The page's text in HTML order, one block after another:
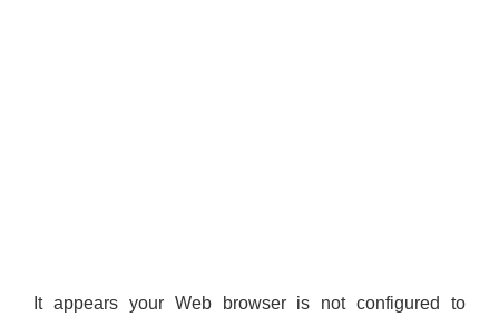
It appears your Web browser is not configured to